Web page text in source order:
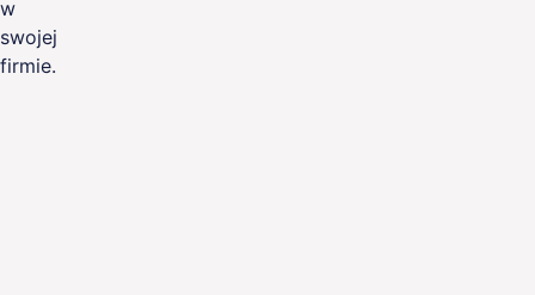
w
swojej
firmie.
współczesnych ...